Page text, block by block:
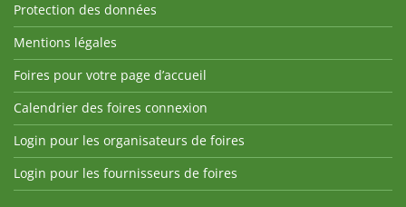
Protection des données
Mentions légales
Foires pour votre page d’accueil
Calendrier des foires connexion
Login pour les organisateurs de foires
Login pour les fournisseurs de foires